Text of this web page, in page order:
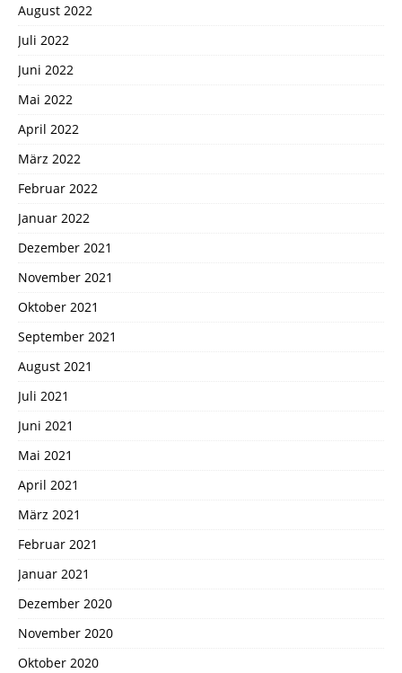
August 2022
Juli 2022
Juni 2022
Mai 2022
April 2022
März 2022
Februar 2022
Januar 2022
Dezember 2021
November 2021
Oktober 2021
September 2021
August 2021
Juli 2021
Juni 2021
Mai 2021
April 2021
März 2021
Februar 2021
Januar 2021
Dezember 2020
November 2020
Oktober 2020